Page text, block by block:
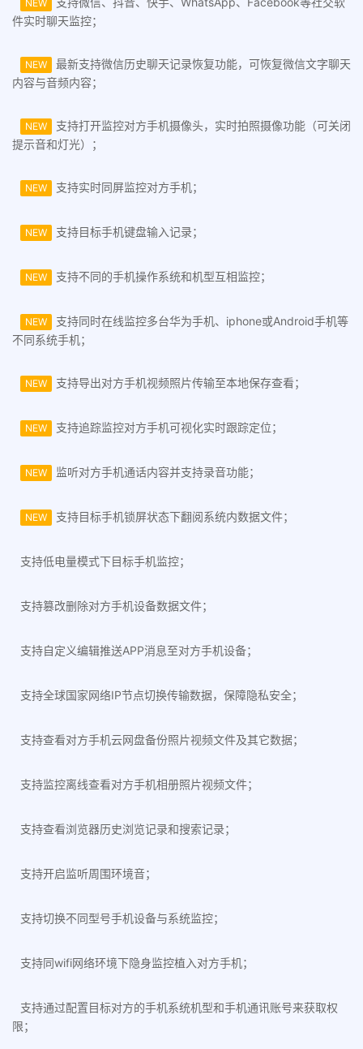
NEW
件实时聊天监控；
NEW
最新支持微信历史聊天记录恢复功能，可恢复微信文字聊天
内容与音频内容；
NEW
支持打开监控对方手机摄像头，实时拍照摄像功能（可关闭
提示音和灯光）；
NEW 支持实时同屏监控对方手机；
NEW 支持目标手机键盘输入记录；
NEW 支持不同的手机操作系统和机型互相监控；
NEW
支持同时在线监控多台华为手机、iphone或Android手机等
不同系统手机；
NEW 支持导出对方手机视频照片传输至本地保存查看；
NEW 支持追踪监控对方手机可视化实时跟踪定位；
NEW 监听对方手机通话内容并支持录音功能；
NEW 支持目标手机锁屏状态下翻阅系统内数据文件；
支持低电量模式下目标手机监控；
支持篡改删除对方手机设备数据文件；
支持自定义编辑推送APP消息至对方手机设备；
支持全球国家网络IP节点切换传输数据，保障隐私安全；
支持查看对方手机云网盘备份照片视频文件及其它数据；
支持监控离线查看对方手机相册照片视频文件；
支持查看浏览器历史浏览记录和搜索记录；
支持开启监听周围环境音；
支持切换不同型号手机设备与系统监控；
支持同wifi网络环境下隐身监控植入对方手机；
支持通过配置目标对方的手机系统机型和手机通讯账号来获取权
限；